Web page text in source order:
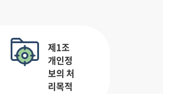
제1조
개인정
보의 처
리목적